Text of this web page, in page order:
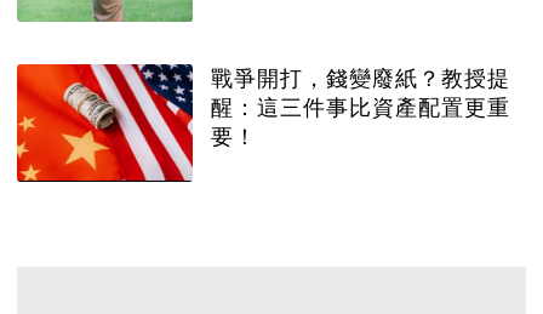
戰爭開打，錢變廢紙？教授提
醒：這三件事比資產配置更重
要！